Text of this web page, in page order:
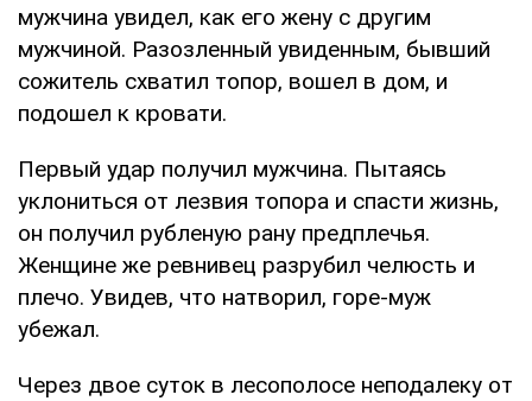
мужчина увидел, как его жену с другим
мужчиной. Разозленный увиденным, бывший
сожитель схватил топор, вошел в дом, и
подошел к кровати.
Первый удар получил мужчина. Пытаясь
уклониться от лезвия топора и спасти жизнь,
он получил рубленую рану предплечья.
Женщине же ревнивец разрубил челюсть и
плечо. Увидев, что натворил, горе-муж
убежал.
Через двое суток в лесополосе неподалеку от